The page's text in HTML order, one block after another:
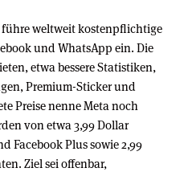
führe weltweit kostenpflichtige
und WhatsApp ein. Die
etwa bessere Statistiken,
Premium-Sticker und
Preise nenne Meta noch
von etwa 3,99 Dollar
Facebook Plus sowie 2,99
Ziel sei offenbar,